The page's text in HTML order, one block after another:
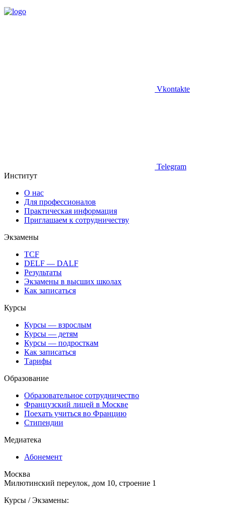
Vkontakte
Telegram
Институт
О нас
Для профессионалов
Практическая информация
Приглашаем к сотрудничеству
Экзамены
TCF
DELF — DALF
Результаты
Экзамены в высших школах
Как записаться
Курсы
Курсы — взрослым
Курсы — детям
Курсы — подросткам
Как записаться
Тарифы
Образование
Образовательное сотрудничество
Французский лицей в Москве
Поехать учиться во Францию
Стипендии
Медиатека
Абонемент
Москва
Милютинский переулок, дом 10, строение 1
Курсы / Экзамены: